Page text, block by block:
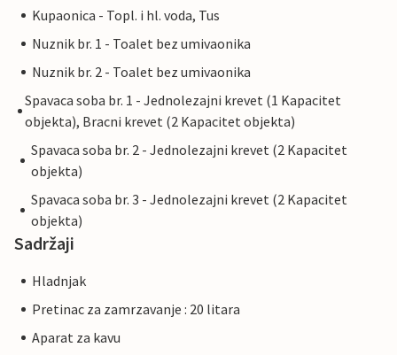
Kupaonica - Topl. i hl. voda, Tus
Nuznik br. 1 - Toalet bez umivaonika
Nuznik br. 2 - Toalet bez umivaonika
Spavaca soba br. 1 - Jednolezajni krevet (1 Kapacitet
objekta), Bracni krevet (2 Kapacitet objekta)
Spavaca soba br. 2 - Jednolezajni krevet (2 Kapacitet
objekta)
Spavaca soba br. 3 - Jednolezajni krevet (2 Kapacitet
objekta)
Sadržaji
Hladnjak
Pretinac za zamrzavanje : 20 litara
Aparat za kavu